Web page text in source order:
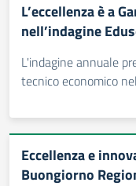
L’eccellenza è a
nell’indagine
L'indagine annuale
tecnico economico
Eccellenza e
Buongiorno